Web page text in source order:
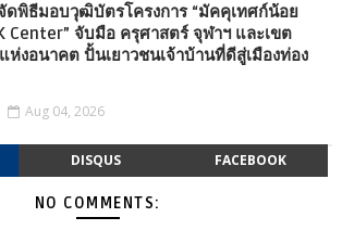
จัดพิธีมอบวุฒิบัตรโครงการ “มัคคุเทศก์น้อย
Center” จับมือ ครุศาสตร์ จุฬาฯ และเขต
งอนาคต ปั้นเยาวชนเจ้าบ้านที่ดีสู่เมืองท่อง
Aug 04, 2026
DISQUS FACEBOOK
NO COMMENTS: